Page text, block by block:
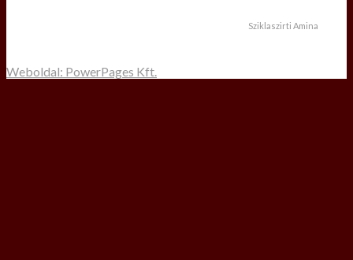
Sziklaszirti Amina
Weboldal: PowerPages Kft.